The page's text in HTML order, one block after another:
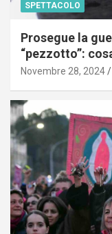
SPETTACOLO
Prosegue la
“pezzotto”:
Novembre 28, 2024